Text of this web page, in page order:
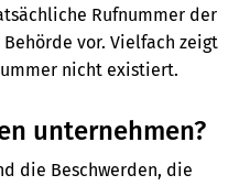
Rufnummer der
vor. Vielfach zeigt
nicht existiert.
unternehmen?
die Beschwerden, die